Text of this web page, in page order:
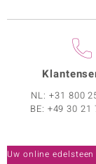
NL:+31 800
BE: +49 30 21
Uw online